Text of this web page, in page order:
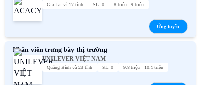
Gia Lai và 17 tỉnh SL: 0 8 triệu - 9 triệu
Ứng tuyển
Nhân viên trưng bày thị trường
UNILEVER VIỆT NAM
Quảng Bình và 23 tỉnh SL: 0 9.8 triệu - 10.1 triệu